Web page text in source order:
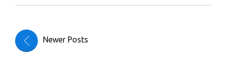
Newer Posts